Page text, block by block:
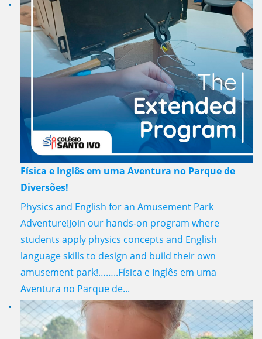
Física e Inglês em uma Aventura no Parque de
Diversões!
Physics and English for an Amusement Park
Adventure!Join our hands-on program where
students apply physics concepts and English
language skills to design and build their own
amusement park!……..Física e Inglês em uma
Aventura no Parque de...